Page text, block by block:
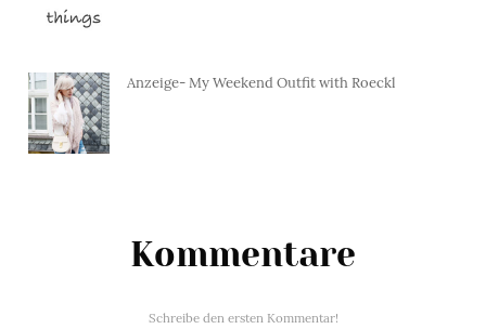
Anzeige- My Weekend Outfit with Roeckl
Kommentare
Schreibe den ersten Kommentar!